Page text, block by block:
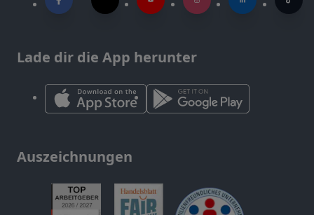
Lade dir die App herunter
Auszeichnungen